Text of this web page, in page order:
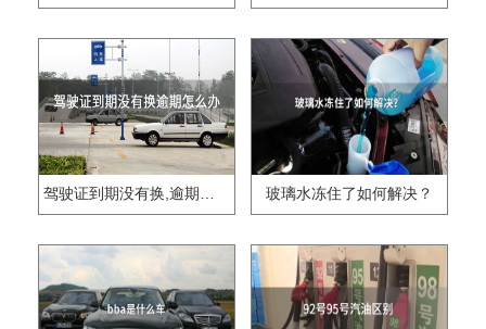
驾驶证到期没有换,逾期怎么办?? 玻璃水冻住了如何解决？